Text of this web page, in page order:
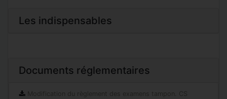
Les indispensables
Documents réglementaires
Modification du règlement des examens tampon. CS